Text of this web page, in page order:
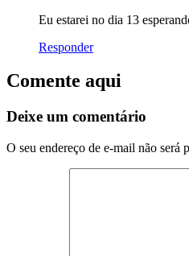
Eu estarei no dia 13
Responder
Comente aqui
Deixe um comentário
O seu endereço de e-mail não será